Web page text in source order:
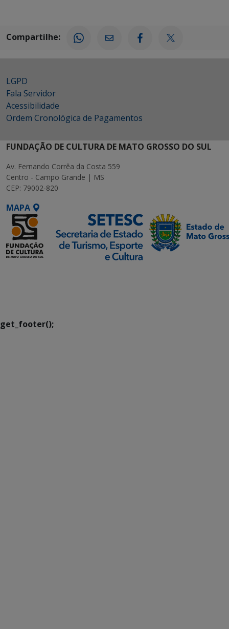
Compartilhe:
LGPD
Fala Servidor
Acessibilidade
Ordem Cronológica de Pagamentos
FUNDAÇÃO DE CULTURA DE MATO GROSSO DO SUL
Av. Fernando Corrêa da Costa 559
Centro - Campo Grande | MS
CEP: 79002-820
MAPA
get_footer();